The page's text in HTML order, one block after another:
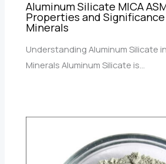
Aluminum Silicate MICA
Properties and
Minerals
Understanding Aluminum Silicate
Minerals Aluminum Silicate is…